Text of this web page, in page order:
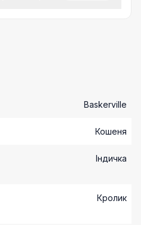
Baskerville
Кошеня
Індичка
Кролик